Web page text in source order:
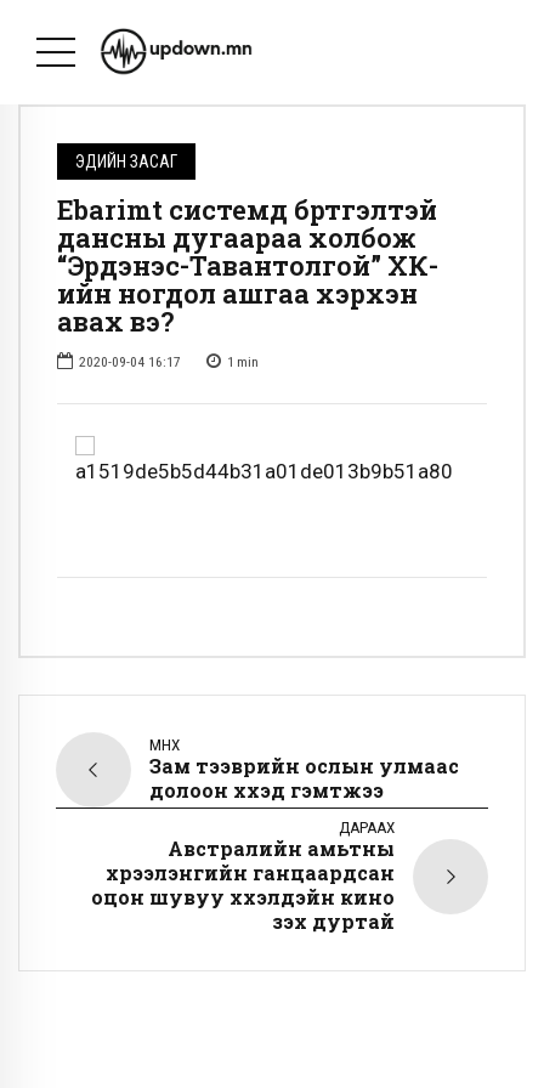
ЭДИЙН ЗАСАГ
Ebarimt системд бүртгэлтэй
дансны дугаараа холбож
“Эрдэнэс-Тавантолгой” ХК-
ийн ногдол ашгаа хэрхэн
авах вэ?
2020-09-04 16:17 1 min
ӨМНӨХ
Зам тээврийн ослын улмаас
долоон хүүхэд гэмтжээ
ДАРААХ
Австралийн амьтны
хүрээлэнгийн ганцаардсан
оцон шувуу хүүхэлдэйн кино
үзэх дуртай